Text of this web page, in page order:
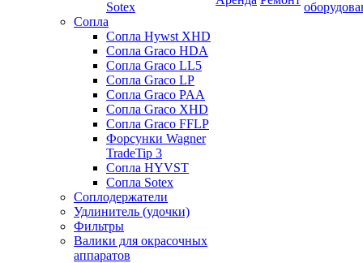
Sotex
Сопла
Сопла Hywst XHD
Сопла Graco HDA
Сопла Graco LL5
Сопла Graco LP
Сопла Graco PAA
Сопла Graco XHD
Сопла Graco FFLP
Форсунки Wagner
TradeTip 3
Сопла HYVST
Сопла Sotex
Соплодержатели
Удлинитель (удочки)
Фильтры
Валики для окрасочных
аппаратов